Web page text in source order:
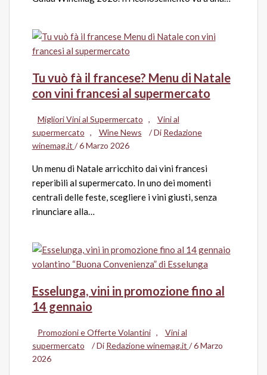
Tu vuò fà il francese? Menu di Natale
con vini francesi al supermercato
Migliori Vini al Supermercato ,
Vini al
supermercato , Wine News / Di Redazione
winemag.it /6 Marzo 2026
Un menu di Natale arricchito dai vini francesi
reperibili al supermercato. In uno dei momenti
centrali delle feste, scegliere i vini giusti, senza
rinunciare alla…
Esselunga, vini in promozione fino al
14 gennaio
Promozioni e Offerte Volantini ,
Vini al
supermercato
/ Di Redazione winemag.it /6 Marzo
2026